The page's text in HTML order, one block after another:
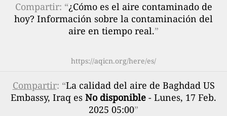
Compartir: “¿Cómo es el aire contaminado de
hoy? Información sobre la contaminación del
aire en tiempo real.”
https://aqicn.org/here/es/
Compartir: “La calidad del aire de Baghdad US
Embassy, Iraq es No disponible - Lunes, 17 Feb.
2025 05:00”